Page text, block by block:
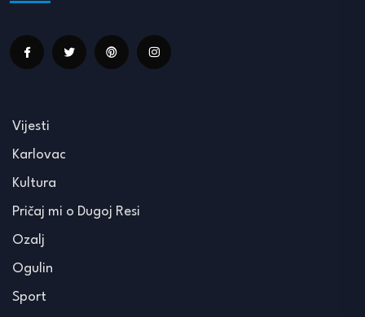
Vijesti
Karlovac
Kultura
Pričaj mi o Dugoj Resi
Ozalj
Ogulin
Sport